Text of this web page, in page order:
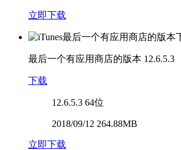
立即下载
最后一个有应用商店的版本 12.6.5.3
下载
12.6.5.3 64位
2018/09/12 264.88MB
立即下载